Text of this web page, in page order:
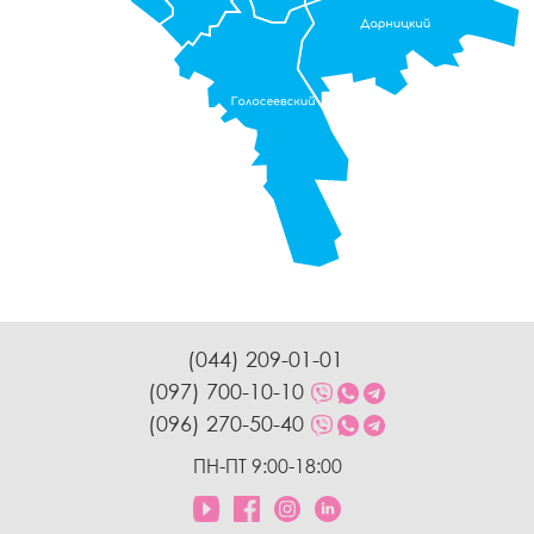
(044) 209-01-01
(097) 700-10-10
(096) 270-50-40
ПН-ПТ 9:00-18:00